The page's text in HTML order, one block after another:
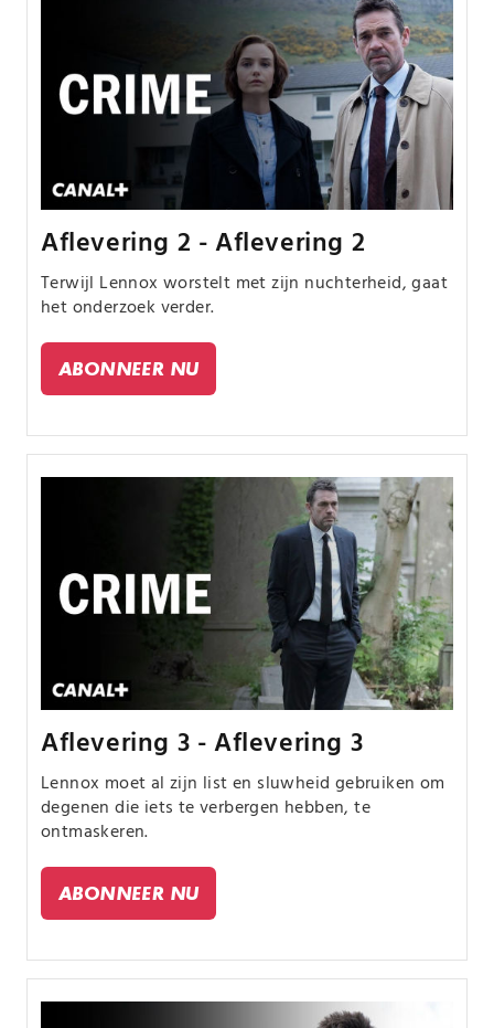
Aflevering 2 - Aflevering 2
Terwijl Lennox worstelt met zijn nuchterheid, gaat
het onderzoek verder.
ABONNEER NU
Aflevering 3 - Aflevering 3
Lennox moet al zijn list en sluwheid gebruiken om
degenen die iets te verbergen hebben, te
ontmaskeren.
ABONNEER NU